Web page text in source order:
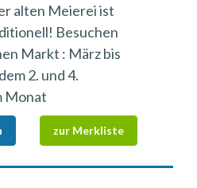
alten Meierei ist
Besuchen
Markt : März bis
2. und 4.
Monat
zur Merkliste